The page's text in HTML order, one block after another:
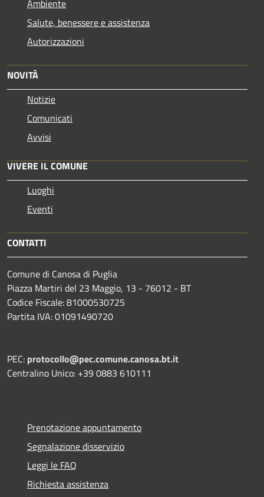
Ambiente
Salute, benessere e assistenza
Autorizzazioni
NOVITÀ
Notizie
Comunicati
Avvisi
VIVERE IL COMUNE
Luoghi
Eventi
CONTATTI
Comune di Canosa di Puglia
Piazza Martiri del 23 Maggio, 13 - 76012 - BT
Codice Fiscale: 81000530725
Partita IVA: 01091490720
PEC: protocollo@pec.comune.canosa.bt.it
Centralino Unico: +39 0883 610111
Prenotazione appuntamento
Segnalazione disservizio
Leggi le FAQ
Richiesta assistenza